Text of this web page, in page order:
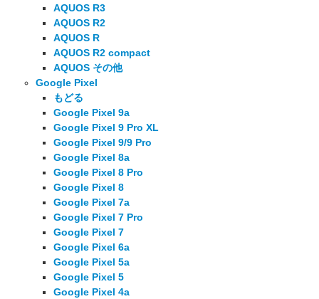
AQUOS R3
AQUOS R2
AQUOS R
AQUOS R2 compact
AQUOS その他
Google Pixel
もどる
Google Pixel 9a
Google Pixel 9 Pro XL
Google Pixel 9/9 Pro
Google Pixel 8a
Google Pixel 8 Pro
Google Pixel 8
Google Pixel 7a
Google Pixel 7 Pro
Google Pixel 7
Google Pixel 6a
Google Pixel 5a
Google Pixel 5
Google Pixel 4a